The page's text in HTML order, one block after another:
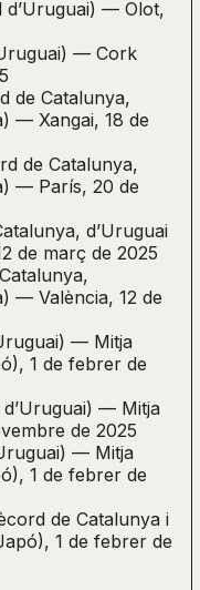
— Olot,
— Cork
de Catalunya,
— Xangai, 18 de
de Catalunya,
— París, 20 de
d’Uruguai
de març de 2025
— València, 12 de
— Mitja
1 de febrer de
— Mitja
de 2025
— Mitja
1 de febrer de
de Catalunya i
1 de febrer de